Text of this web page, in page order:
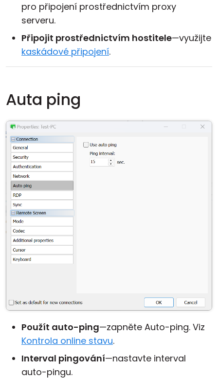
pro připojení prostřednictvím proxy
serveru.
Připojit prostřednictvím hostitele—využijte
kaskádové připojení.
Auta ping
Použít auto-ping—zapněte Auto-ping. Viz
Kontrola online stavu.
Interval pingování—nastavte interval
auto-pingu.